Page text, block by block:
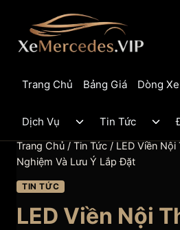
content
Trang Chủ Bảng Giá Dòng Xe
Dịch Vụ
Toggle
menu
Tin Tức
Trang Chủ / Tin Tức / LED Viền Nội
Nghiệm Và Lưu Ý Lắp Đặt
TIN TỨC
LED Viền Nội